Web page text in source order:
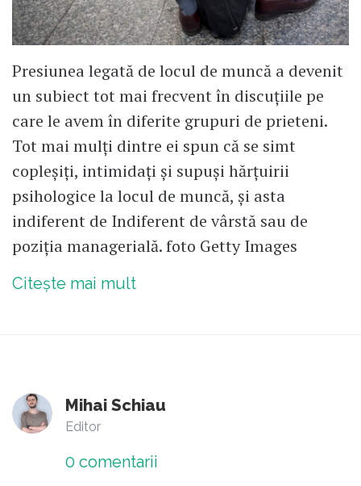
Cu respect și sărbători fericite!
Presiunea legată de locul de muncă a devenit
un subiect tot mai frecvent în discuțiile pe
care le avem în diferite grupuri de prieteni.
Tot mai mulți dintre ei spun că se simt
copleșiți, intimidați și supuși hărțuirii
psihologice la locul de muncă, și asta
indiferent de Indiferent de vârstă sau de
poziția managerială. foto Getty Images
Citește mai mult
Mihai Schiau
Editor
0 comentarii